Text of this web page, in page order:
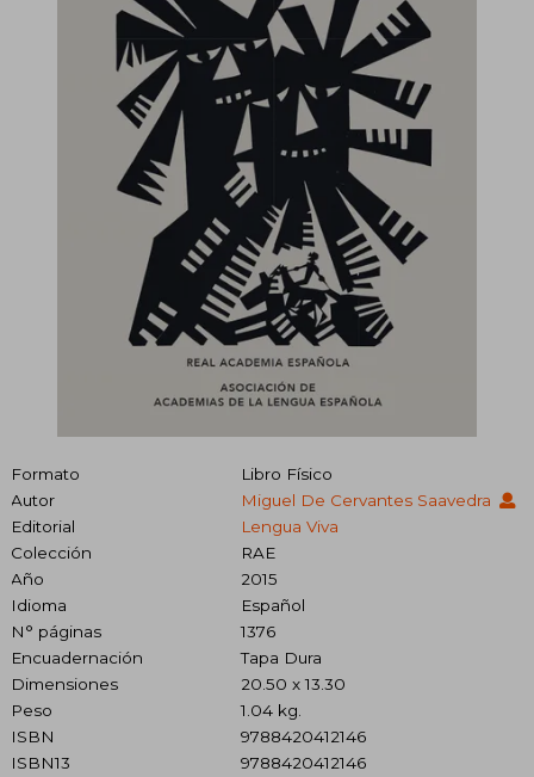
Formato
Libro Físico
Autor
Miguel De Cervantes Saavedra
Editorial
Lengua Viva
Colección
RAE
Año
2015
Idioma
Español
N° páginas
1376
Encuadernación
Tapa Dura
Dimensiones
20.50 x 13.30
Peso
1.04 kg.
ISBN
9788420412146
ISBN13
9788420412146